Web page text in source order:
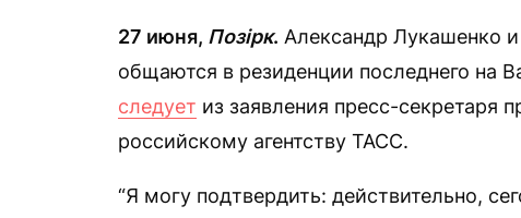
27 июня, Позірк. Александр Лукашенко
общаются в резиденции последнего на
следует из заявления пресс-секретаря
российскому агентству ТАСС.
“Я могу подтвердить: действительно,